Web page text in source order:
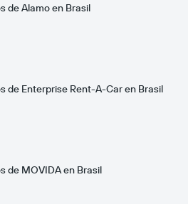
de Alamo en Brasil
de Enterprise Rent-A-Car en Brasil
de MOVIDA en Brasil